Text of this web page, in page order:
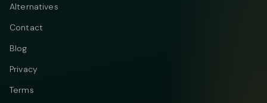
Alternatives
Contact
Blog
Privacy
Terms